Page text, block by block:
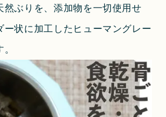
然ぶりを、添加物を一切使用せ
ー状に加工したヒューマングレー